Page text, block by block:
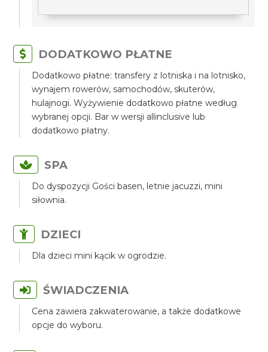
DODATKOWO PŁATNE
Dodatkowo płatne: transfery z lotniska i na lotnisko,
wynajem rowerów, samochodów, skuterów,
hulajnogi. Wyżywienie dodatkowo płatne według
wybranej opcji. Bar w wersji allinclusive lub
dodatkowo płatny.
SPA
Do dyspozycji Gości basen, letnie jacuzzi, mini
siłownia.
DZIECI
Dla dzieci mini kącik w ogrodzie.
ŚWIADCZENIA
Cena zawiera zakwaterowanie, a także dodatkowe
opcje do wyboru.